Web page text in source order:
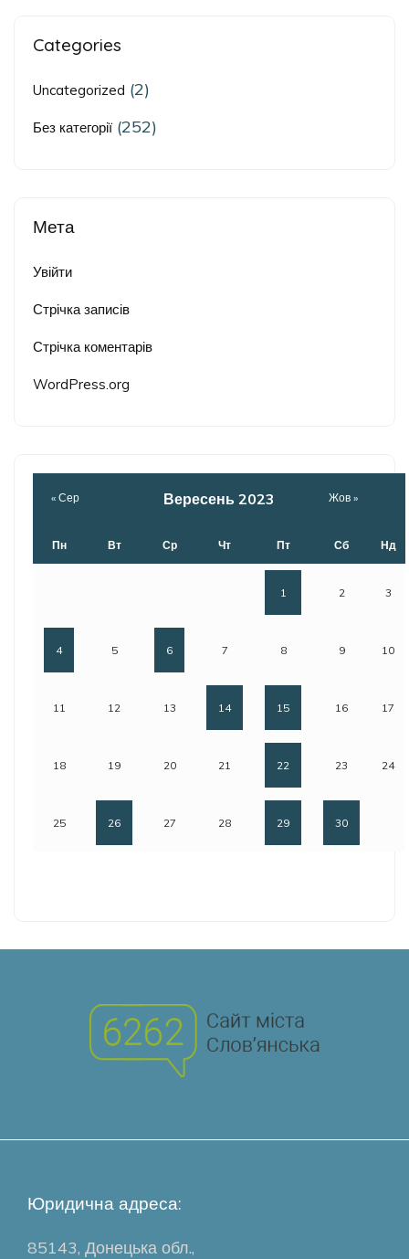
Categories
Uncategorized (2)
Без категорії (252)
Мета
Увійти
Стрічка записів
Стрічка коментарів
WordPress.org
Вересень 2023
Пн Вт Ср Чт Пт Сб Нд
1 2 3
4 5 6 7 8 9 10
11 12 13 14 15 16 17
18 19 20 21 22 23 24
25 26 27 28 29 30
« Сер Жов »
Юридична адреса:
85143, Донецька обл.,